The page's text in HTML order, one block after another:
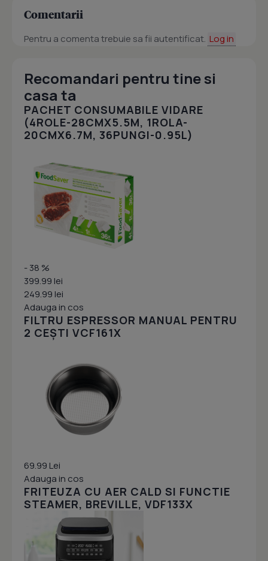
Comentarii
Pentru a comenta trebuie sa fii autentificat. Log in
Recomandari pentru tine si
casa ta
PACHET CONSUMABILE VIDARE
(4ROLE-28CMX5.5M, 1ROLA-
20CMX6.7M, 36PUNGI-0.95L)
- 38 %
399.99 lei
249.99 lei
Adauga in cos
FILTRU ESPRESSOR MANUAL PENTRU
2 CEȘTI VCF161X
69.99 Lei
Adauga in cos
FRITEUZA CU AER CALD SI FUNCTIE
STEAMER, BREVILLE, VDF133X